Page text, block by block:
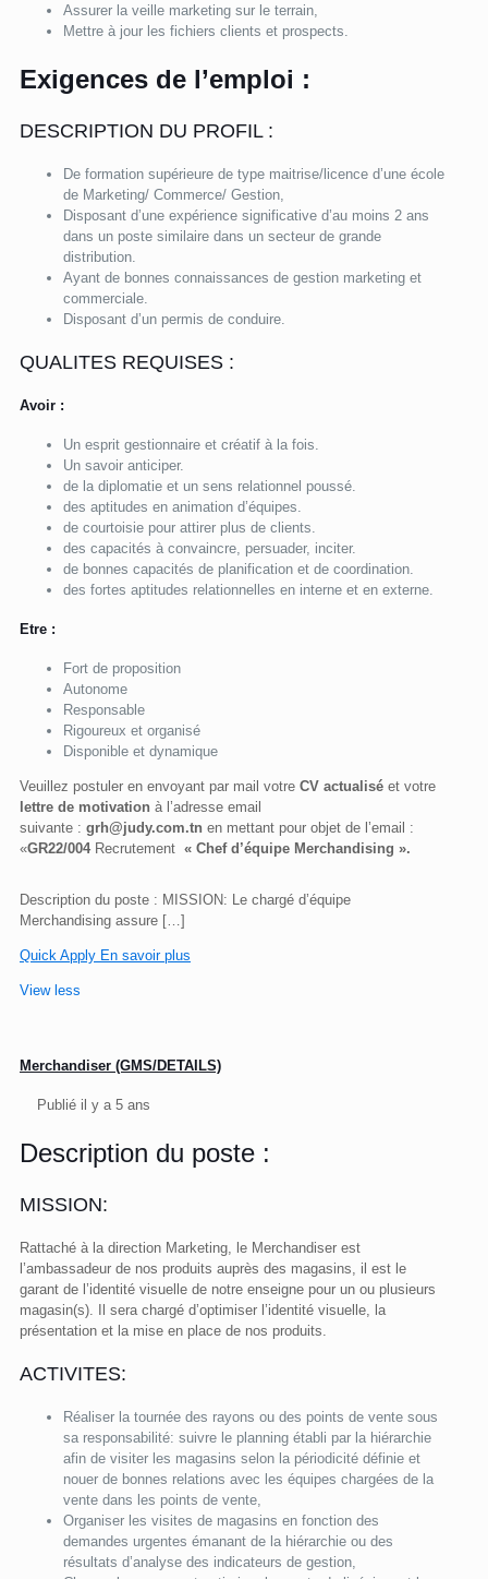
Assurer la veille marketing sur le terrain,
Mettre à jour les fichiers clients et prospects.
Exigences de l’emploi :
DESCRIPTION DU PROFIL :
De formation supérieure de type maitrise/licence d’une école
de Marketing/ Commerce/ Gestion,
Disposant d’une expérience significative d’au moins 2 ans
dans un poste similaire dans un secteur de grande
distribution.
Ayant de bonnes connaissances de gestion marketing et
commerciale.
Disposant d’un permis de conduire.
QUALITES REQUISES :
Avoir :
Un esprit gestionnaire et créatif à la fois.
Un savoir anticiper.
de la diplomatie et un sens relationnel poussé.
des aptitudes en animation d’équipes.
de courtoisie pour attirer plus de clients.
des capacités à convaincre, persuader, inciter.
de bonnes capacités de planification et de coordination.
des fortes aptitudes relationnelles en interne et en externe.
Etre :
Fort de proposition
Autonome
Responsable
Rigoureux et organisé
Disponible et dynamique
Veuillez postuler en envoyant par mail votre CV actualisé et votre
lettre de motivation à l’adresse email
suivante : grh@judy.com.tn en mettant pour objet de l’email :
«GR22/004 Recrutement « Chef d’équipe Merchandising ».
Description du poste : MISSION: Le chargé d’équipe
Merchandising assure […]
Quick Apply En savoir plus
View less
Merchandiser (GMS/DETAILS)
Publié il y a 5 ans
Description du poste :
MISSION:
Rattaché à la direction Marketing, le Merchandiser est
l’ambassadeur de nos produits auprès des magasins, il est le
garant de l’identité visuelle de notre enseigne pour un ou plusieurs
magasin(s). Il sera chargé d’optimiser l’identité visuelle, la
présentation et la mise en place de nos produits.
ACTIVITES:
Réaliser la tournée des rayons ou des points de vente sous
sa responsabilité: suivre le planning établi par la hiérarchie
afin de visiter les magasins selon la périodicité définie et
nouer de bonnes relations avec les équipes chargées de la
vente dans les points de vente,
Organiser les visites de magasins en fonction des
demandes urgentes émanant de la hiérarchie ou des
résultats d’analyse des indicateurs de gestion,